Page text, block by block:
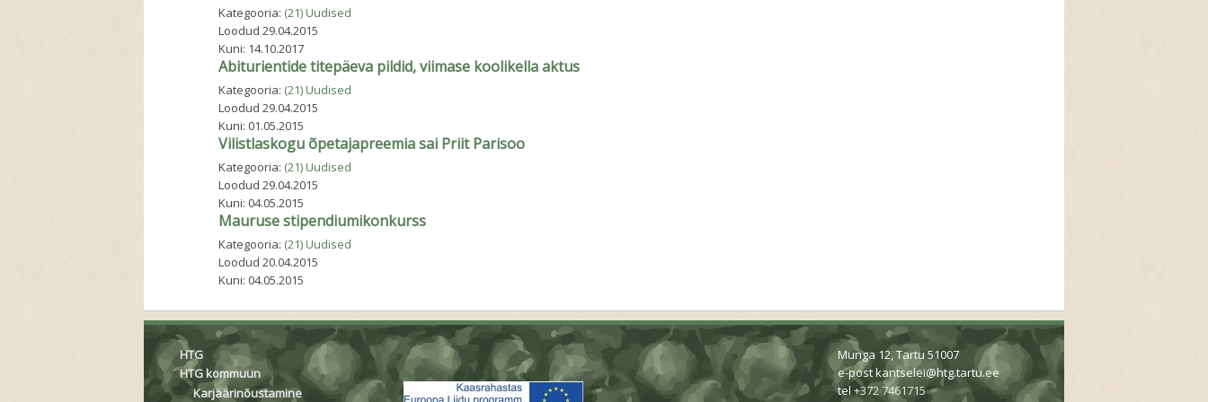
Kategooria: (21) Uudised
Loodud 29.04.2015
Kuni: 14.10.2017
Abiturientide titepäeva pildid, viimase koolikella aktus
Kategooria: (21) Uudised
Loodud 29.04.2015
Kuni: 01.05.2015
Vilistlaskogu õpetajapreemia sai Priit Parisoo
Kategooria: (21) Uudised
Loodud 29.04.2015
Kuni: 04.05.2015
Mauruse stipendiumikonkurss
Kategooria: (21) Uudised
Loodud 20.04.2015
Kuni: 04.05.2015
HTG
HTG kommuun
Karjäärinõustamine
Munga 12, Tartu 51007
e-postkantselei@htg.tartu.ee
tel+372 7461715